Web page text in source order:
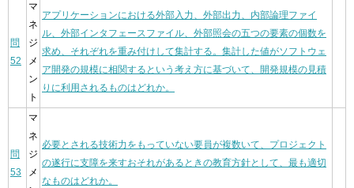
問
52
マ
ネ
ジ
メ
ン
ト
アプリケーションにおける外部入力、外部出力、内部論理ファイ
ル、外部インタフェースファイル、外部照会の五つの要素の個数を
求め、それぞれを重み付けして集計する。集計した値がソフトウェ
ア開発の規模に相関するという考え方に基づいて、開発規模の見積
りに利用されるものはどれか。
問
53
マ
ネ
ジ
メ
必要とされる技術力をもっていない要員が複数いて、プロジェクト
の遂行に支障を来すおそれがあるときの教育方針として、最も適切
なものはどれか。